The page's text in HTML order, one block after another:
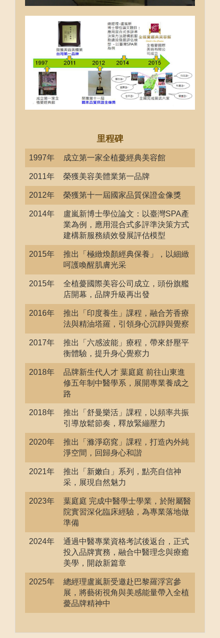
里程碑
1997年 成立第一家全植薆經典美容館
2011年 榮獲美容美體業第一品牌
2012年 榮獲第十一屆國家品質保證金像獎
2014年
盧嵐新博士學位論文：以臺灣SPA產
業為例，應用混合式多評準決策方式
建構新服務績效發展評估模型
2015年
推出「極緻煥顏經典保養」，以細緻
呵護喚醒肌膚光采
2015年
全植薆國際美容公司成立，頭份旗艦
店開幕，品牌升級再出發
2016年
推出「印度養生」課程，融合芳香療
法與精油塔羅，引領身心沉靜與覺察
2017年
推出「六感波能」療程，帶來舒壓平
衡體驗，提升身心覺察力
2018年
品牌新生代人才 葉庭庭 前往山東進
修五年制中醫學系，展開專業養成之
路
2018年
推出「舒曼樂活」課程，以頻率共振
引導放鬆節奏，釋放緊繃壓力
2020年
推出「滌淨窈窕」課程，打造內外純
淨空間，回歸身心和諧
2021年
推出「新嫩白」系列，點亮自信神
采，展現自然魅力
2023年
葉庭庭 完成中醫學士學業，於附屬醫
院實習深化臨床經驗，為專業落地做
準備
2024年
通過中醫專業資格考試後返台，正式
投入品牌實務，融合中醫理念與療癒
美學，開啟新篇章
2025年
總經理盧嵐新受邀赴巴黎羅浮宮參
展，將藝術視角與美感能量帶入全植
薆品牌精神中